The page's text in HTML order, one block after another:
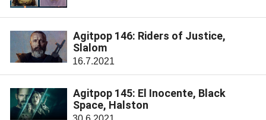
Agitpop 146: Riders of Justice,
Slalom
16.7.2021
Agitpop 145: El Inocente, Black
Space, Halston